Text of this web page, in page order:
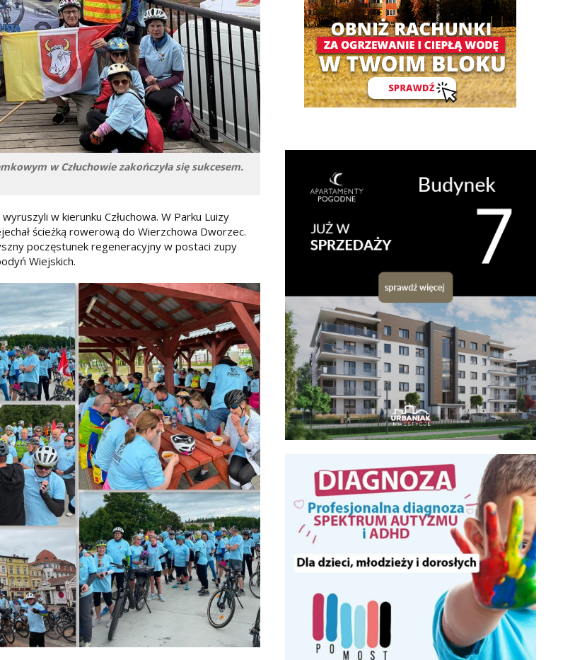
w Człuchowie zakończyła się sukcesem.
w kierunku Człuchowa. W Parku Luizy
ścieżką rowerową do Wierzchowa Dworzec.
poczęstunek regeneracyjny w postaci zupy
Wiejskich.